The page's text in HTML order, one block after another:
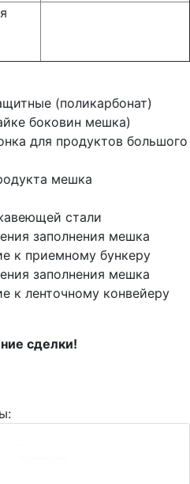
(поликарбонат)
боковин мешка)
для продуктов большого
мешка
стали
заполнения мешка
к приемному бункеру
заполнения мешка
к ленточному конвейеру
сделки!